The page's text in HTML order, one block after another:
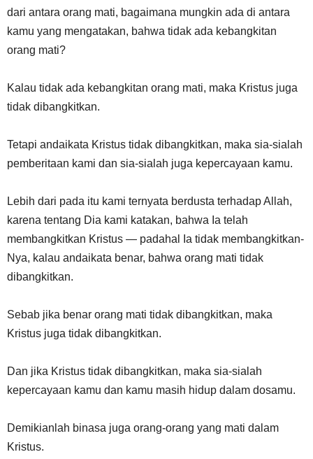
dari antara orang mati, bagaimana mungkin ada di antara
kamu yang mengatakan, bahwa tidak ada kebangkitan
orang mati?
Kalau tidak ada kebangkitan orang mati, maka Kristus juga
tidak dibangkitkan.
Tetapi andaikata Kristus tidak dibangkitkan, maka sia-sialah
pemberitaan kami dan sia-sialah juga kepercayaan kamu.
Lebih dari pada itu kami ternyata berdusta terhadap Allah,
karena tentang Dia kami katakan, bahwa Ia telah
membangkitkan Kristus — padahal Ia tidak membangkitkan-
Nya, kalau andaikata benar, bahwa orang mati tidak
dibangkitkan.
Sebab jika benar orang mati tidak dibangkitkan, maka
Kristus juga tidak dibangkitkan.
Dan jika Kristus tidak dibangkitkan, maka sia-sialah
kepercayaan kamu dan kamu masih hidup dalam dosamu.
Demikianlah binasa juga orang-orang yang mati dalam
Kristus.